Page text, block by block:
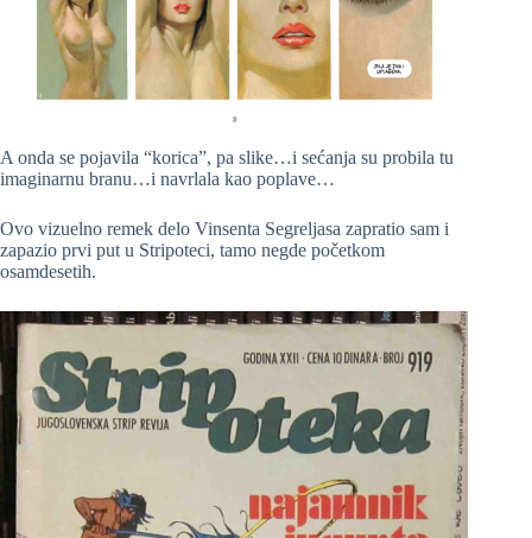
A onda se pojavila “korica”, pa slike…i sećanja su probila tu
imaginarnu branu…i navrlala kao poplave…
Ovo vizuelno remek delo Vinsenta Segreljasa zapratio sam i
zapazio prvi put u Stripoteci, tamo negde početkom
osamdesetih.